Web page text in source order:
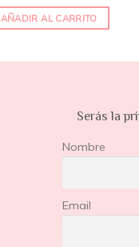
AÑADIR AL CARRITO
Serás la
Nombre
Email